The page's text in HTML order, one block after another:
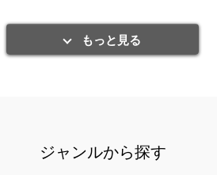
もっと見る
ジャンルから探す